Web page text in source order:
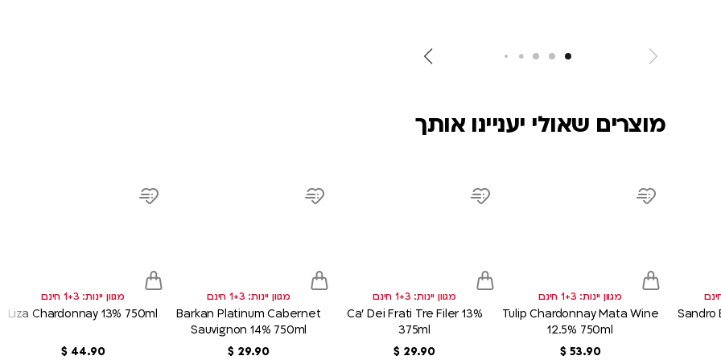
מוצרים שאולי יעניינו אותך
Add
מגוון יינות: 1+3 חינם
Liza Chardonnay 13% 750ml
44.90
$
Add
מגוון יינות: 1+3 חינם
Barkan Platinum Cabernet
Sauvignon 14% 750ml
29.90
$
Add
מגוון יינות: 1+3 חינם
Ca' Dei Frati Tre Filer 13%
375ml
29.90
$
Add
מגוון יינות: 1+3 חינם
Tulip Chardonnay Mata Wine
12.5% 750ml
53.90
$
Sandro